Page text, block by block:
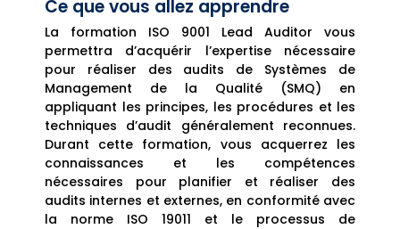
Ce que vous allez apprendre
La formation ISO 9001 Lead Auditor vous
permettra d’acquérir l’expertise nécessaire
pour réaliser des audits de Systèmes de
Management de la Qualité (SMQ) en
appliquant les principes, les procédures et les
techniques d’audit généralement reconnues.
Durant cette formation, vous acquerrez les
connaissances et les compétences
nécessaires pour planifier et réaliser des
audits internes et externes, en conformité avec
la norme ISO 19011 et le processus de